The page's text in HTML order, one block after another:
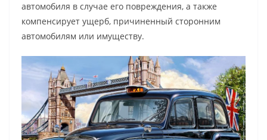
автомобиля в случае его повреждения, а также
компенсирует ущерб, причиненный сторонним
автомобилям или имуществу.